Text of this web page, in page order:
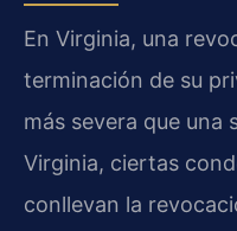
En Virginia, una
terminación de su
más severa que una
Virginia, ciertas
conllevan la